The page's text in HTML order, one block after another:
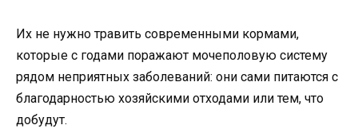
Их не нужно травить современными кормами,
которые с годами поражают мочеполовую систему
рядом неприятных заболеваний: они сами питаются с
благодарностью хозяйскими отходами или тем, что
добудут.